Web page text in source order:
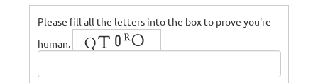
Please fill all the letters into the box to prove you're
human.